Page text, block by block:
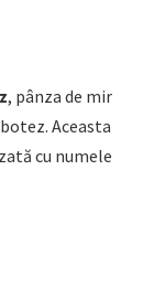
, pânza de mir
Aceasta
cu numele